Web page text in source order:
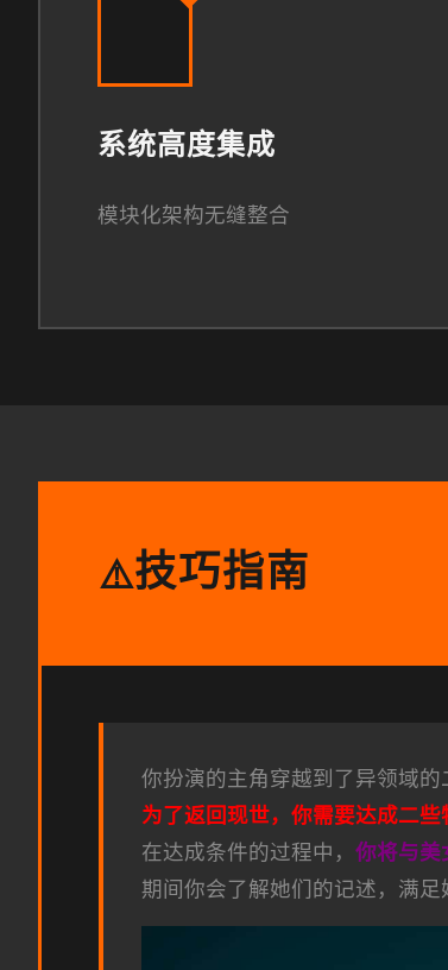
系统高度集成
模块化架构无缝整合
⚠️技巧指南
你扮演的主角穿越到了异领域的
为了返回现世，你需要达成二些
在达成条件的过程中， 你将与美
期间你会了解她们的记述，满足